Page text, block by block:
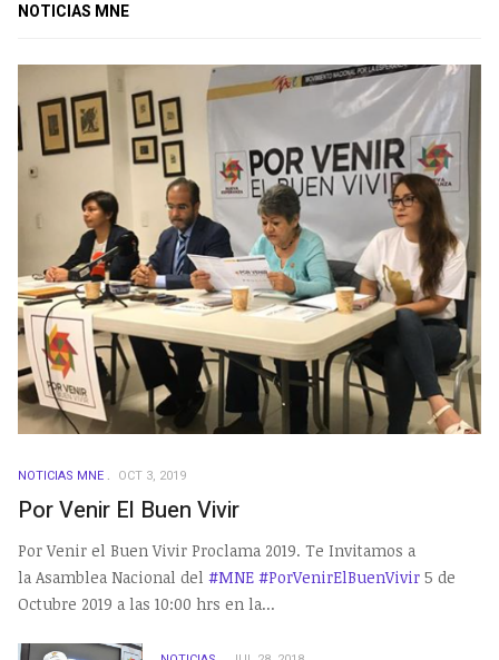
NOTICIAS MNE
NOTICIAS MNE OCT 3, 2019
Por Venir El Buen Vivir
Por Venir el Buen Vivir Proclama 2019. Te Invitamos a
la Asamblea Nacional del #MNE #PorVenirElBuenVivir 5 de
Octubre 2019 a las 10:00 hrs en la...